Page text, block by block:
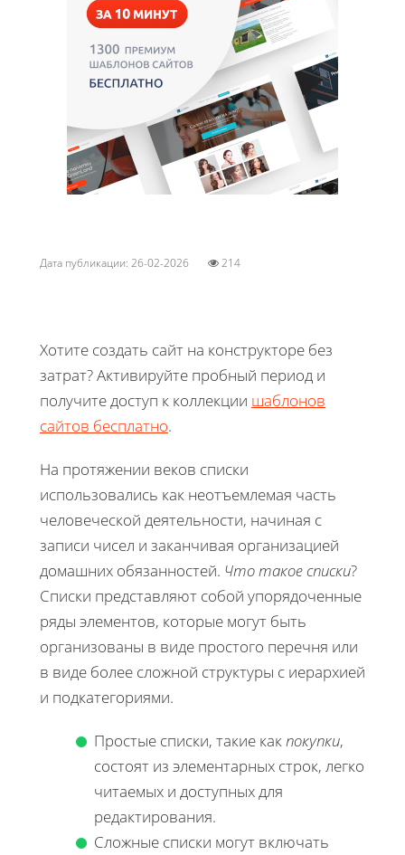
Дата публикации: 26-02-2026 214
Хотите создать сайт на конструкторе без
затрат? Активируйте пробный период и
получите доступ к коллекции шаблонов
сайтов бесплатно.
На протяжении веков списки
использовались как неотъемлемая часть
человеческой деятельности, начиная с
записи чисел и заканчивая организацией
домашних обязанностей. Что такое списки?
Списки представляют собой упорядоченные
ряды элементов, которые могут быть
организованы в виде простого перечня или
в виде более сложной структуры с иерархией
и подкатегориями.
Простые списки, такие какпокупки,
состоят из элементарных строк, легко
читаемых и доступных для
редактирования.
Сложные списки могут включать